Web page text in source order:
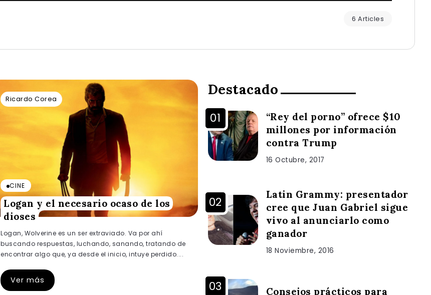
6 Articles
Ricardo Corea
CINE
Logan y el necesario ocaso de los
dioses
Logan, Wolverine es un ser extraviado. Va por ahí
buscando respuestas, luchando, sanando, tratando de
encontrar algo que, ya desde el inicio, intuye perdido....
Ver más
Destacado
“Rey del porno” ofrece $10
millones por información
contra Trump
16 Octubre, 2017
Latin Grammy: presentador
cree que Juan Gabriel sigue
vivo al anunciarlo como
ganador
18 Noviembre, 2016
Consejos prácticos para